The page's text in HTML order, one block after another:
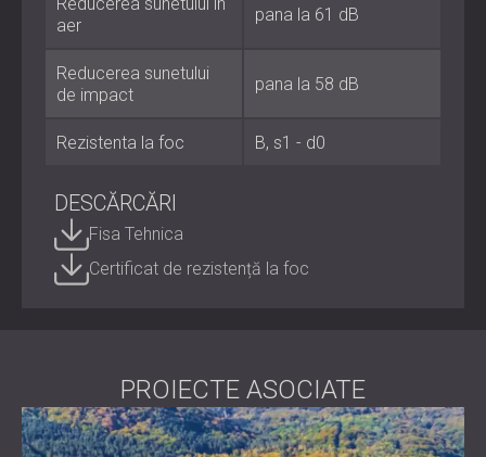
suport din spumă acustică
Clasificare la foc: B, s1-d0 (EN ISO 13501-1:2018)
Performanță: izolație fonică aeriană (Rw 31 dB)
Cel mai potrivit pentru
Apartamente, apartamente și transformări
rezidențiale
Podele silențioase pentru orice
aer
pana la 61 dB
Reducerea sunetului
de impact
pana la 58 dB
Rezistenta la foc B, s1 - d0
DESCĂRCĂRI
Fisa Tehnica
Certificat de rezistență la foc
PROIECTE ASOCIATE